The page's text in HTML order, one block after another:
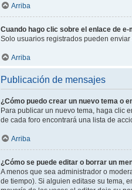
Arriba
Cuando hago clic sobre el enlace de
Solo usuarios registrados pueden
Arriba
Publicación de mensajes
¿Cómo puedo crear un nuevo tema o
Para publicar un nuevo tema, haga clic
de cada foro encontrará una lista de
Arriba
¿Cómo se puede editar o borrar un
A menos que sea administrador o
de tiempo). Si alguien editase su tema,